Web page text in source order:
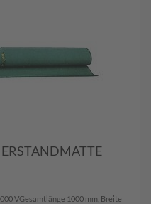
VGesamtlänge 1000 mm, Breite